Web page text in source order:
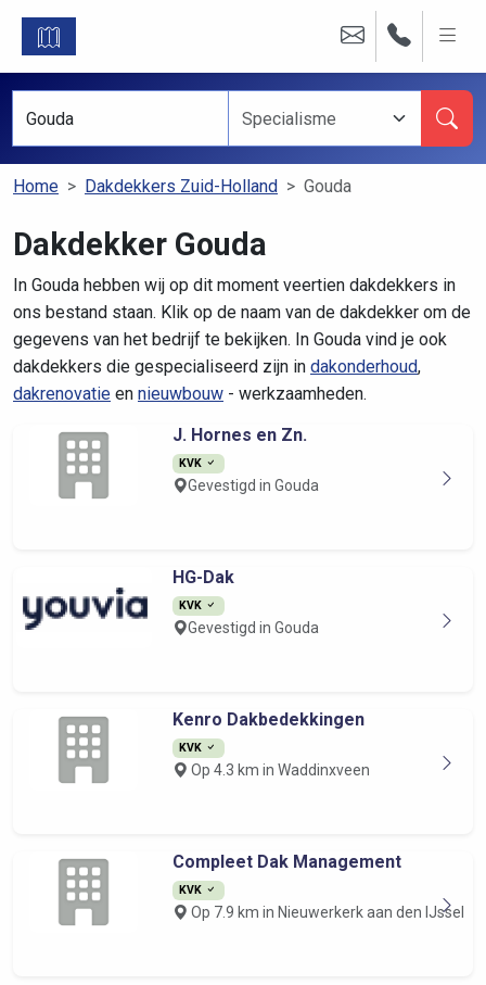
Home Dakdekkers Zuid-Holland Gouda
Dakdekker Gouda
In Gouda hebben wij op dit moment veertien dakdekkers in
ons bestand staan. Klik op de naam van de dakdekker om de
gegevens van het bedrijf te bekijken. In Gouda vind je ook
dakdekkers die gespecialiseerd zijn in dakonderhoud,
dakrenovatie en nieuwbouw - werkzaamheden.
J. Hornes en Zn.
KVK
Gevestigd in Gouda
HG-Dak
KVK
Gevestigd in Gouda
Kenro Dakbedekkingen
KVK
Op 4.3 km in Waddinxveen
Compleet Dak Management
KVK
Op 7.9 km in Nieuwerkerk aan den IJssel